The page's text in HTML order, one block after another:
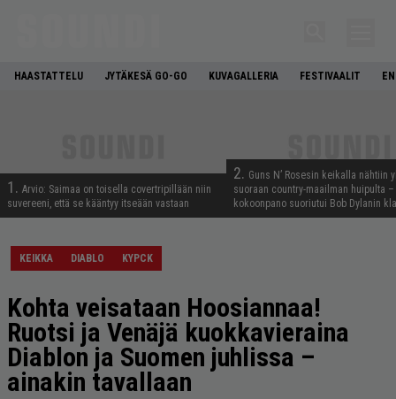
HAASTATTELU JYTÄKESÄ GO-GO KUVAGALLERIA FESTIVAALIT
1. Arvio: Saimaa on toisella covertripillään niin
suvereeni, että se kääntyy itseään vastaan
2. Guns N’ Rosesin keikalla nähtiin
suoraan country-maailman huipulta
kokoonpano suoriutui Bob Dylanin
KEIKKA DIABLO KYPCK
Kohta veisataan Hoosiannaa!
Ruotsi ja Venäjä kuokkavieraina
Diablon ja Suomen juhlissa –
ainakin tavallaan